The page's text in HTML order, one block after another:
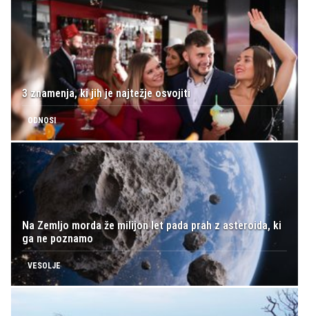
3 znamenja, ki jih je najtežje osvojiti
ODNOSI
Na Zemljo morda že milijon let pada prah z asteroida, ki
ga ne poznamo
VESOLJE